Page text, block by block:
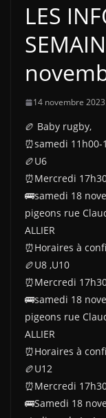
LES
14 novembre 2023
🏉 Baby rugby,
⏰samedi
🏉U6
⏰Mercredi
🚌samedi 18
pigeons rue
ALLIER
⏰Horaires à
🏉U8 ,U10
⏰Mercredi
🚌samedi 18
pigeons rue
ALLIER
⏰Horaires à
🏉U12
⏰Mercredi
🚌Samedi 18